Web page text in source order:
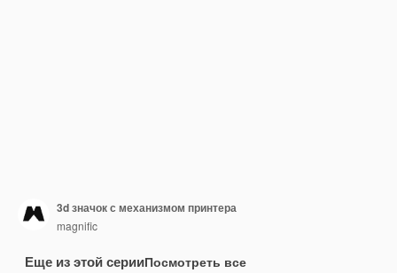
3d значок с механизмом принтера
magnific
Еще из этой серииПосмотреть все